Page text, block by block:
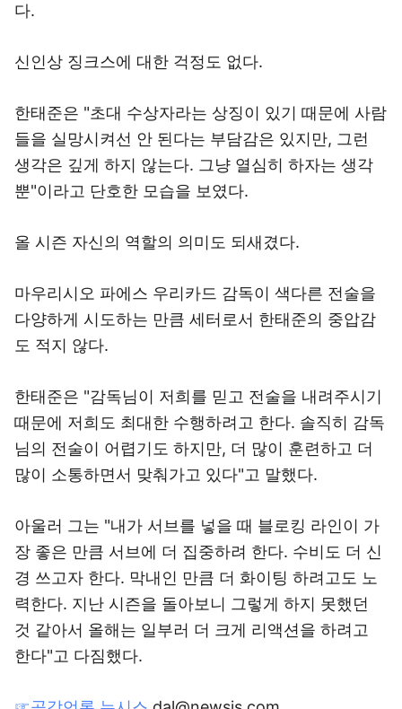
다.
신인상 징크스에 대한 걱정도 없다.
한태준은 "초대 수상자라는 상징이 있기 때문에 사람
들을 실망시켜선 안 된다는 부담감은 있지만, 그런
생각은 깊게 하지 않는다. 그냥 열심히 하자는 생각
뿐"이라고 단호한 모습을 보였다.
올 시즌 자신의 역할의 의미도 되새겼다.
마우리시오 파에스 우리카드 감독이 색다른 전술을
다양하게 시도하는 만큼 세터로서 한태준의 중압감
도 적지 않다.
한태준은 "감독님이 저희를 믿고 전술을 내려주시기
때문에 저희도 최대한 수행하려고 한다. 솔직히 감독
님의 전술이 어렵기도 하지만, 더 많이 훈련하고 더
많이 소통하면서 맞춰가고 있다"고 말했다.
아울러 그는 "내가 서브를 넣을 때 블로킹 라인이 가
장 좋은 만큼 서브에 더 집중하려 한다. 수비도 더 신
경 쓰고자 한다. 막내인 만큼 더 화이팅 하려고도 노
력한다. 지난 시즌을 돌아보니 그렇게 하지 못했던
것 같아서 올해는 일부러 더 크게 리액션을 하려고
한다"고 다짐했다.